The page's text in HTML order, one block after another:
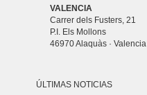
VALENCIA
Carrer dels Fusters, 21
P.I. Els Mollons
46970 Alaquàs · Valencia
ÚLTIMAS NOTICIAS